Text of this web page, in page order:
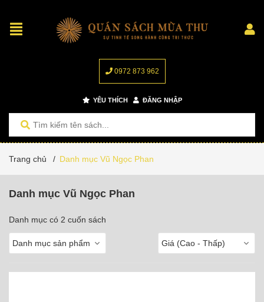
0972 873 962
YÊU THÍCH ĐĂNG NHẬP
Trang chủ / Danh mục Vũ Ngọc Phan
Danh mục Vũ Ngọc Phan
Danh mục có 2 cuốn sách
Danh mục sản phẩm Giá (Cao - Thấp)